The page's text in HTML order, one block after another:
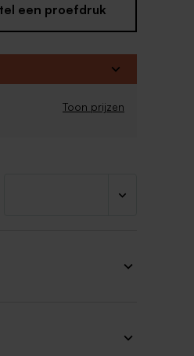
een proefdruk
Toon prijzen